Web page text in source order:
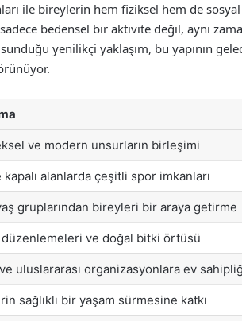
ile bireylerin hem fiziksel hem de
bedensel bir aktivite değil, aynı
yenilikçi yaklaşım, bu yapının
ve modern unsurların birleşimi
kapalı alanlarda çeşitli spor imkanları
gruplarından bireyleri bir araya getirme
düzenlemeleri ve doğal bitki örtüsü
uluslararası organizasyonlara ev
sağlıklı bir yaşam sürmesine katkı